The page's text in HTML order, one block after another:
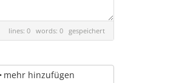
lines: 0 words: 0 gespeichert
mehr hinzufügen